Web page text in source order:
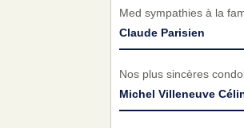
Med sympathies à la
Claude Parisien
Nos plus sincères
Michel Villeneuve